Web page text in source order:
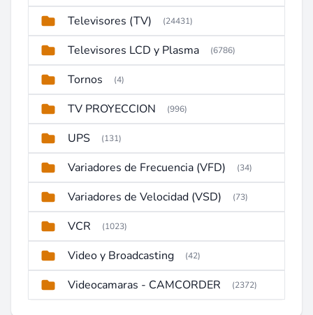
Televisores (TV) (24431)
Televisores LCD y Plasma (6786)
Tornos (4)
TV PROYECCION (996)
UPS (131)
Variadores de Frecuencia (VFD) (34)
Variadores de Velocidad (VSD) (73)
VCR (1023)
Video y Broadcasting (42)
Videocamaras - CAMCORDER (2372)